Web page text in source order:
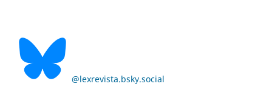
@lexrevista.bsky.social